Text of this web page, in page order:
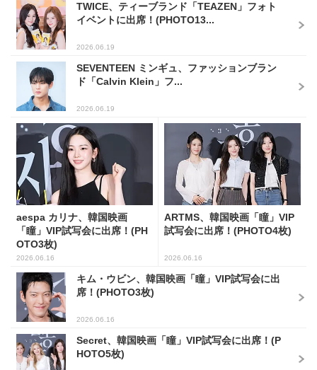
TWICE、ティーブランド「TEAZEN」フォト
イベントに出席！(PHOTO13...
2026.06.19
SEVENTEEN ミンギュ、ファッションブラン
ド「Calvin Klein」フ...
2026.06.19
aespa カリナ、韓国映画
「瞳」VIP試写会に出席！(PH
OTO3枚)
2026.06.16
ARTMS、韓国映画「瞳」VIP
試写会に出席！(PHOTO4枚)
2026.06.16
キム・ウビン、韓国映画「瞳」VIP試写会に出
席！(PHOTO3枚)
2026.06.16
Secret、韓国映画「瞳」VIP試写会に出席！(P
HOTO5枚)